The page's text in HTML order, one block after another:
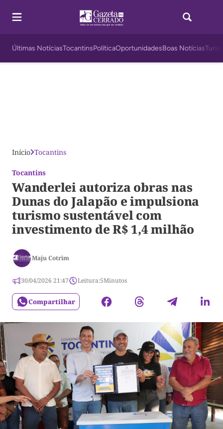
Últimas NotíciasTocantinsPolíticaOportunidadesBoas Notícias
Início Tocantins
Tocantins
Wanderlei autoriza obras nas
Dunas do Jalapão e impulsiona
turismo sustentável com
investimento de R$ 1,4 milhão
Maju Cotrim
30/04/2026 21:47 Leitura:5Minutos
Compartilhar